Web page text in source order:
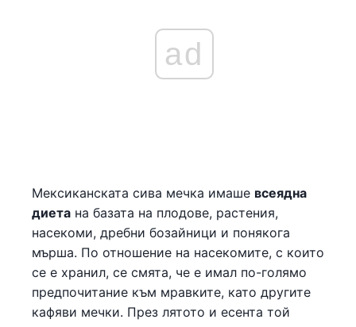
ad
Мексиканската сива мечка имаше всеядна
диета на базата на плодове, растения,
насекоми, дребни бозайници и понякога
мърша. По отношение на насекомите, с които
се е хранил, се смята, че е имал по-голямо
предпочитание към мравките, като другите
кафяви мечки. През лятото и есента той